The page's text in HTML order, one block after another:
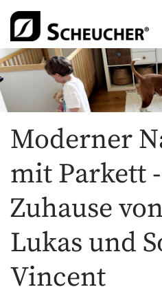
Moderner
mit Parkett
Zuhause
Lukas und
Vincent